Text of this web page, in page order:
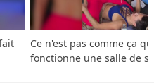
Ce n'est pas comme ça
fonctionne une salle de